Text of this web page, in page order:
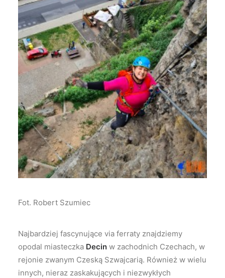
Fot. Robert Szumiec
Najbardziej fascynujące via ferraty znajdziemy
opodal miasteczka Decin w zachodnich Czechach, w
rejonie zwanym Czeską Szwajcarią. Również w wielu
innych, nieraz zaskakujących i niezwykłych